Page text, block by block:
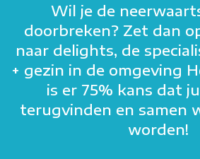
Wil je de
doorbreken? Zet dan
naar delights, de
+ gezin in de omgeving
is er 75% kans dat
terugvinden en samen
worden!